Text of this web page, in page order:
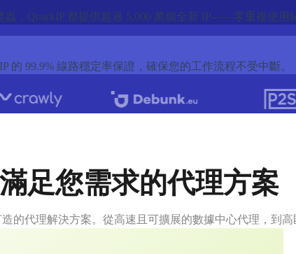
，QuarkIP 都提供超過 5,000 萬個全新 IP——零重複使
99.9% 線路穩定率保證，確保您的工作流程不受中斷。
滿足您需求的代理方案
的代理解決方案。從高速且可擴展的數據中心代理，到